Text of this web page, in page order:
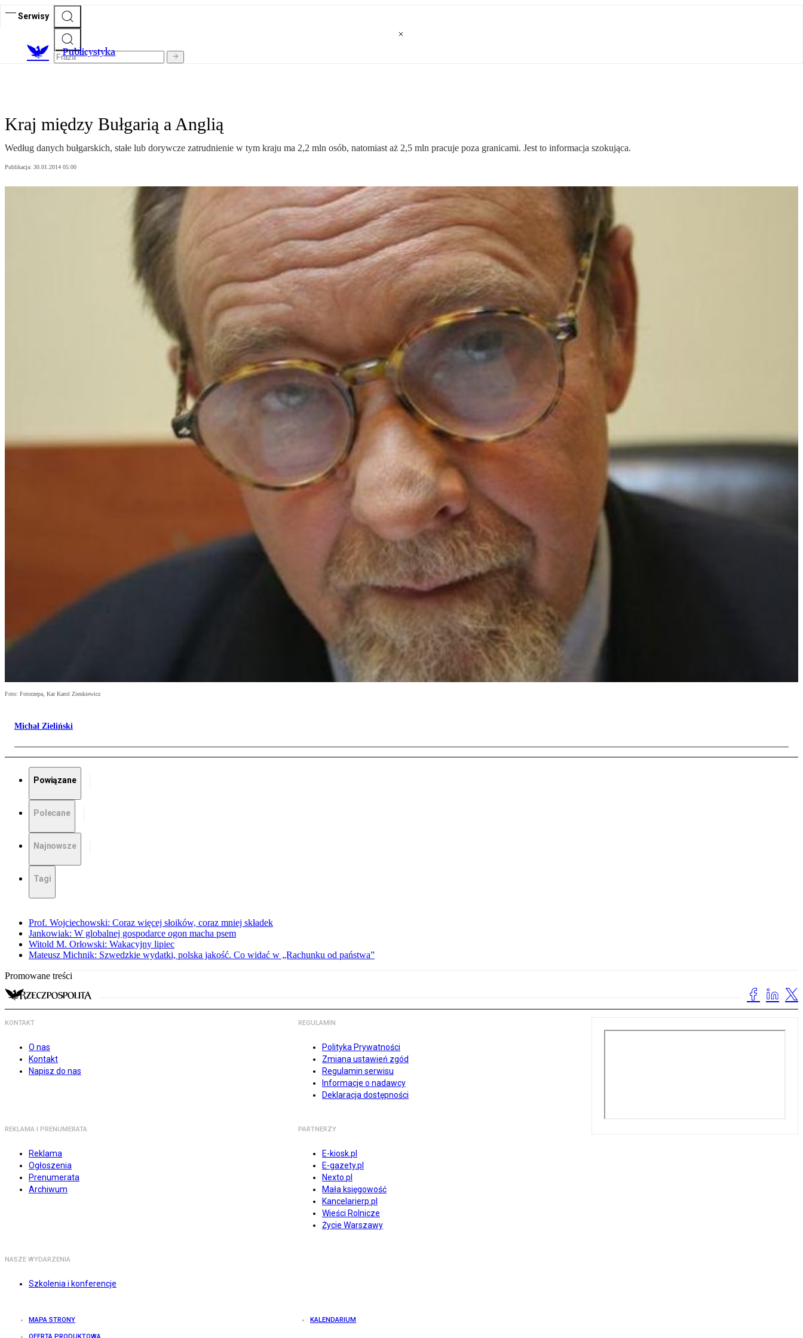
Serwisy
Publicystyka
Kraj między Bułgarią a Anglią
Według danych bułgarskich, stałe lub dorywcze zatrudnienie w tym kraju ma 2,2 mln osób, natomiast aż 2,5 mln pracuje poza granicami. Jest to informacja szokująca.
Publikacja: 30.01.2014 05:00
Foto: Fotorzepa, Kar Karol Zienkiewicz
Michał Zieliński
Powiązane
Polecane
Najnowsze
Tagi
Prof. Wojciechowski: Coraz więcej słoików, coraz mniej składek
Jankowiak: W globalnej gospodarce ogon macha psem
Witold M. Orłowski: Wakacyjny lipiec
Mateusz Michnik: Szwedzkie wydatki, polska jakość. Co widać w „Rachunku od państwa”
Promowane treści
KONTAKT
O nas
Kontakt
Napisz do nas
REGULAMIN
Polityka Prywatności
Zmiana ustawień zgód
Regulamin serwisu
Informacje o nadawcy
Deklaracja dostępności
REKLAMA I PRENUMERATA
Reklama
Ogłoszenia
Prenumerata
Archiwum
PARTNERZY
E-kiosk.pl
E-gazety.pl
Nexto.pl
Mała księgowość
Kancelarierp.pl
Wieści Rolnicze
Życie Warszawy
NASZE WYDARZENIA
Szkolenia i konferencje
MAPA STRONY KALENDARIUM